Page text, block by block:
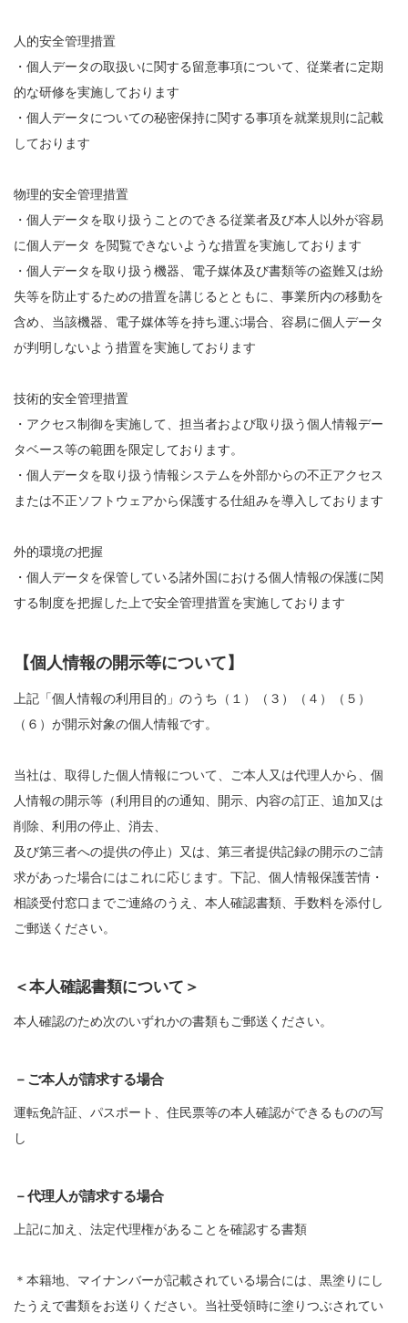
人的安全管理措置
・個人データの取扱いに関する留意事項について、従業者に定期
的な研修を実施しております
・個人データについての秘密保持に関する事項を就業規則に記載
しております
物理的安全管理措置
・個人データを取り扱うことのできる従業者及び本人以外が容易
に個人データ を閲覧できないような措置を実施しております
・個人データを取り扱う機器、電子媒体及び書類等の盗難又は紛
失等を防止するための措置を講じるとともに、事業所内の移動を
含め、当該機器、電子媒体等を持ち運ぶ場合、容易に個人データ
が判明しないよう措置を実施しております
技術的安全管理措置
・アクセス制御を実施して、担当者および取り扱う個人情報デー
タベース等の範囲を限定しております。
・個人データを取り扱う情報システムを外部からの不正アクセス
または不正ソフトウェアから保護する仕組みを導入しております
外的環境の把握
・個人データを保管している諸外国における個人情報の保護に関
する制度を把握した上で安全管理措置を実施しております
【個人情報の開示等について】
上記「個人情報の利用目的」のうち（１）（３）（４）（５）
（６）が開示対象の個人情報です。
当社は、取得した個人情報について、ご本人又は代理人から、個
人情報の開示等（利用目的の通知、開示、内容の訂正、追加又は
削除、利用の停止、消去、
及び第三者への提供の停止）又は、第三者提供記録の開示のご請
求があった場合にはこれに応じます。下記、個人情報保護苦情・
相談受付窓口までご連絡のうえ、本人確認書類、手数料を添付し
ご郵送ください。
＜本人確認書類について＞
本人確認のため次のいずれかの書類もご郵送ください。
－ご本人が請求する場合
運転免許証、パスポート、住民票等の本人確認ができるものの写
し
－代理人が請求する場合
上記に加え、法定代理権があることを確認する書類
＊本籍地、マイナンバーが記載されている場合には、黒塗りにし
たうえで書類をお送りください。当社受領時に塗りつぶされてい